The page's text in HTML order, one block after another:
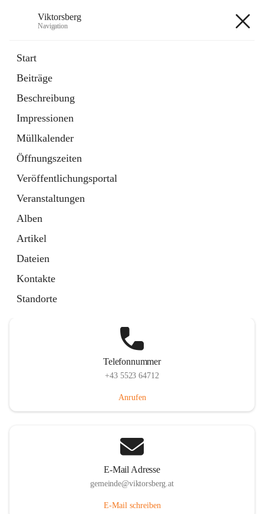
Viktorsberg
Navigation
Start
Beiträge
Beschreibung
Impressionen
Müllkalender
Öffnungszeiten
Veröffentlichungsportal
Veranstaltungen
Alben
Artikel
Dateien
Kontakte
Standorte
1 Schnellzugriff
Bürgerservice
10 Schnellzugriffe
Telefonnummer
+43 5523 64712
Anrufen
E-Mail Adresse
gemeinde@viktorsberg.at
E-Mail schreiben